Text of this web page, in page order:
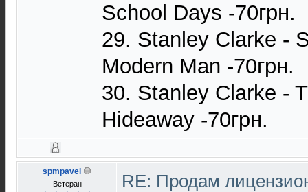
School Days -70грн.
29. Stanley Clarke -
Modern Man -70грн.
30. Stanley Clarke -
Hideaway -70грн.
spmpavel
Ветеран
RE: Продам